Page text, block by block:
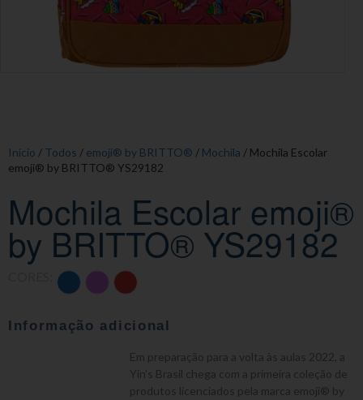
Início / Todos / emoji® by BRITTO® / Mochila / Mochila Escolar
emoji® by BRITTO® YS29182
Mochila Escolar emoji®
by BRITTO® YS29182
Informação adicional
Em preparação para a volta às aulas 2022, a
Yin’s Brasil chega com a primeira coleção de
produtos licenciados pela marca emoji® by